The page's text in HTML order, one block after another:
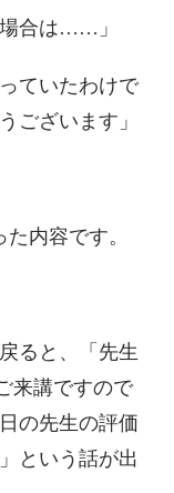
場合は……」
ていたわけで
ございます」
内容です。
ると、「先生
来講ですので
の先生の評価
という話が出